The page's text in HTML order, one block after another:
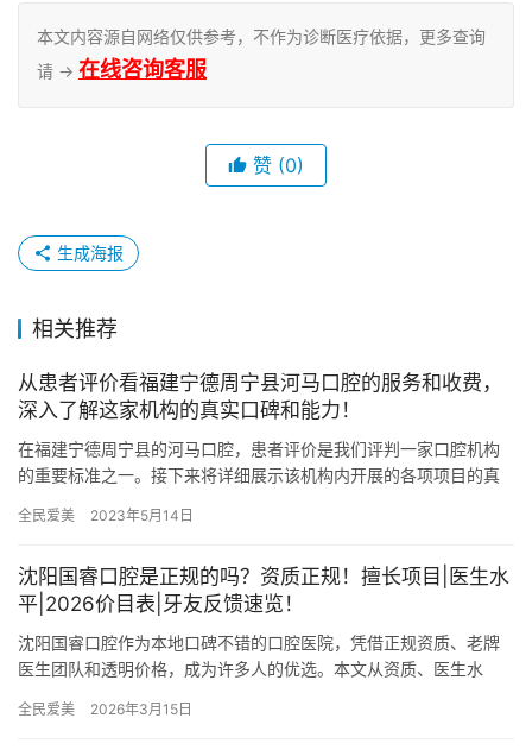
本文内容源自网络仅供参考，不作为诊断医疗依据，更多查询
请 → 在线咨询客服
赞 (0)
生成海报
相关推荐
从患者评价看福建宁德周宁县河马口腔的服务和收费，
深入了解这家机构的真实口碑和能力！
在福建宁德周宁县的河马口腔，患者评价是我们评判一家口腔机构
的重要标准之一。接下来将详细展示该机构内开展的各项项目的真
就…
全民爱美 2023年5月14日
沈阳国睿口腔是正规的吗？资质正规！擅长项目|医生水
平|2026价目表|牙友反馈速览！
沈阳国睿口腔作为本地口碑不错的口腔医院，凭借正规资质、老牌
医生团队和透明价格，成为许多人的优选。本文从资质、医生水
规…
全民爱美 2026年3月15日